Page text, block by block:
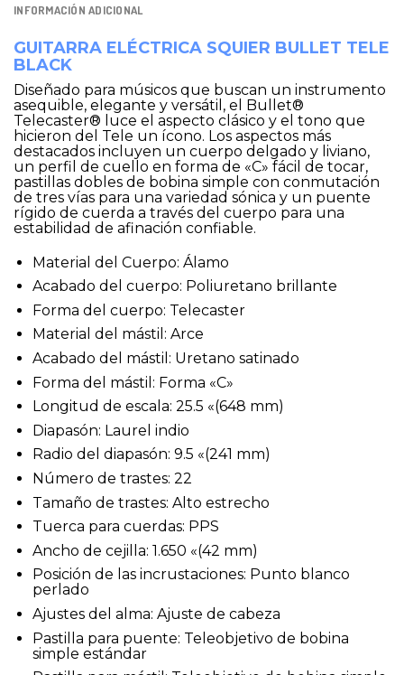
INFORMACIÓN ADICIONAL
GUITARRA ELÉCTRICA SQUIER BULLET TELE
BLACK
Diseñado para músicos que buscan un instrumento
asequible, elegante y versátil, el Bullet®
Telecaster® luce el aspecto clásico y el tono que
hicieron del Tele un ícono. Los aspectos más
destacados incluyen un cuerpo delgado y liviano,
un perfil de cuello en forma de «C» fácil de tocar,
pastillas dobles de bobina simple con conmutación
de tres vías para una variedad sónica y un puente
rígido de cuerda a través del cuerpo para una
estabilidad de afinación confiable.
Material del Cuerpo: Álamo
Acabado del cuerpo: Poliuretano brillante
Forma del cuerpo: Telecaster
Material del mástil: Arce
Acabado del mástil: Uretano satinado
Forma del mástil: Forma «C»
Longitud de escala: 25.5 «(648 mm)
Diapasón: Laurel indio
Radio del diapasón: 9.5 «(241 mm)
Número de trastes: 22
Tamaño de trastes: Alto estrecho
Tuerca para cuerdas: PPS
Ancho de cejilla: 1.650 «(42 mm)
Posición de las incrustaciones: Punto blanco
perlado
Ajustes del alma: Ajuste de cabeza
Pastilla para puente: Teleobjetivo de bobina
simple estándar